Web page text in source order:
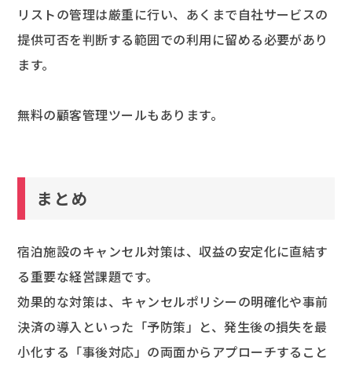
リストの管理は厳重に行い、あくまで自社サービスの
提供可否を判断する範囲での利用に留める必要があり
ます。
無料の顧客管理ツールもあります。
まとめ
宿泊施設のキャンセル対策は、収益の安定化に直結す
る重要な経営課題です。
効果的な対策は、キャンセルポリシーの明確化や事前
決済の導入といった「予防策」と、発生後の損失を最
小化する「事後対応」の両面からアプローチすること